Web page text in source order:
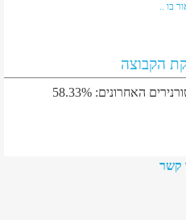
בו ..
הקבוצה
האחרונים: 58.33%
קשר